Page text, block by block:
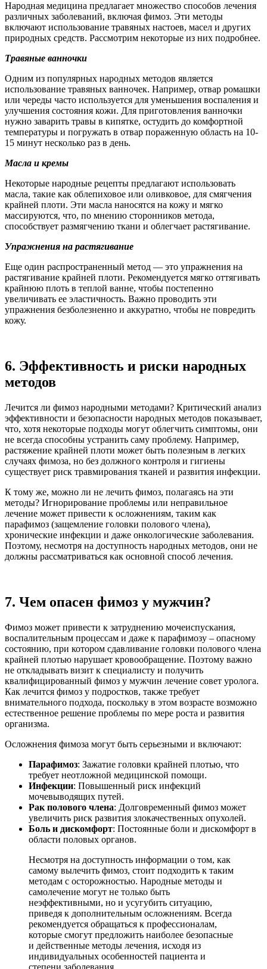
Народная медицина предлагает множество способов лечения
различных заболеваний, включая фимоз. Эти методы
включают использование травяных настоев, масел и других
природных средств. Рассмотрим некоторые из них подробнее.
Травяные ванночки
Одним из популярных народных методов является
использование травяных ванночек. Например, отвар ромашки
или череды часто используется для уменьшения воспаления и
улучшения состояния кожи. Для приготовления ванночки
нужно заварить травы в кипятке, остудить до комфортной
температуры и погружать в отвар пораженную область на 10-
15 минут несколько раз в день.
Масла и кремы
Некоторые народные рецепты предлагают использовать
масла, такие как облепиховое или оливковое, для смягчения
крайней плоти. Эти масла наносятся на кожу и мягко
массируются, что, по мнению сторонников метода,
способствует размягчению ткани и облегчает растягивание.
Упражнения на растягивание
Еще один распространенный метод — это упражнения на
растягивание крайней плоти. Рекомендуется мягко оттягивать
крайнюю плоть в теплой ванне, чтобы постепенно
увеличивать ее эластичность. Важно проводить эти
упражнения безболезненно и аккуратно, чтобы не повредить
кожу.
6. Эффективность и риски народных
методов
Лечится ли фимоз народными методами? Критический анализ
эффективности и безопасности народных методов показывает,
что, хотя некоторые подходы могут облегчить симптомы, они
не всегда способны устранить саму проблему. Например,
растяжение крайней плоти может быть полезным в легких
случаях фимоза, но без должного контроля и гигиены
существует риск травмирования тканей и развития инфекции.
К тому же, можно ли не лечить фимоз, полагаясь на эти
методы? Игнорирование проблемы или неправильное
лечение может привести к осложнениям, таким как
парафимоз (защемление головки полового члена),
хронические инфекции и даже онкологические заболевания.
Поэтому, несмотря на доступность народных методов, они не
должны рассматриваться как основной способ лечения.
7. Чем опасен фимоз у мужчин?
Фимоз может привести к затруднению мочеиспускания,
воспалительным процессам и даже к парафимозу – опасному
состоянию, при котором сдавливание головки полового члена
крайней плотью нарушает кровообращение. Поэтому важно
не откладывать визит к специалисту и получить
квалифицированный фимоз у мужчин лечение совет уролога.
Как лечится фимоз у подростков, также требует
внимательного подхода, поскольку в этом возрасте возможно
естественное решение проблемы по мере роста и развития
организма.
Осложнения фимоза могут быть серьезными и включают:
Парафимоз: Зажатие головки крайней плотью, что
требует неотложной медицинской помощи.
Инфекции: Повышенный риск инфекций
мочевыводящих путей.
Рак полового члена: Долговременный фимоз может
увеличить риск развития злокачественных опухолей.
Боль и дискомфорт: Постоянные боли и дискомфорт в
области половых органов.
Несмотря на доступность информации о том, как
самому вылечить фимоз, стоит подходить к таким
методам с осторожностью. Народные методы и
самолечение могут не только быть
неэффективными, но и усугубить ситуацию,
приведя к дополнительным осложнениям. Всегда
рекомендуется обращаться к профессионалам,
которые смогут предложить наиболее безопасные
и действенные методы лечения, исходя из
индивидуальных особенностей пациента и
степени заболевания.